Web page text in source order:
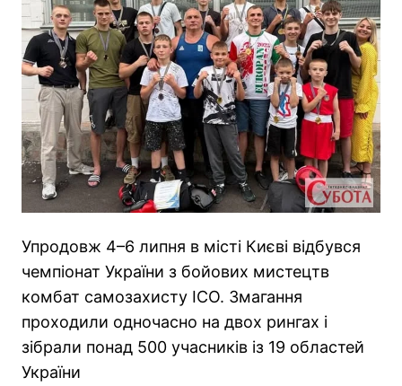
Упродовж 4–6 липня в місті Києві відбувся
чемпіонат України з бойових мистецтв
комбат самозахисту ICO. Змагання
проходили одночасно на двох рингах і
зібрали понад 500 учасників із 19 областей
України